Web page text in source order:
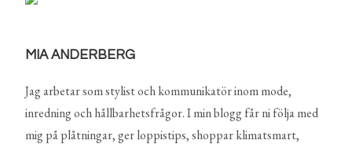
MIA ANDERBERG
Jag arbetar som stylist och kommunikatör inom mode,
inredning och hållbarhetsfrågor. I min blogg får ni följa med
mig på plåtningar, ger loppistips, shoppar klimatsmart,